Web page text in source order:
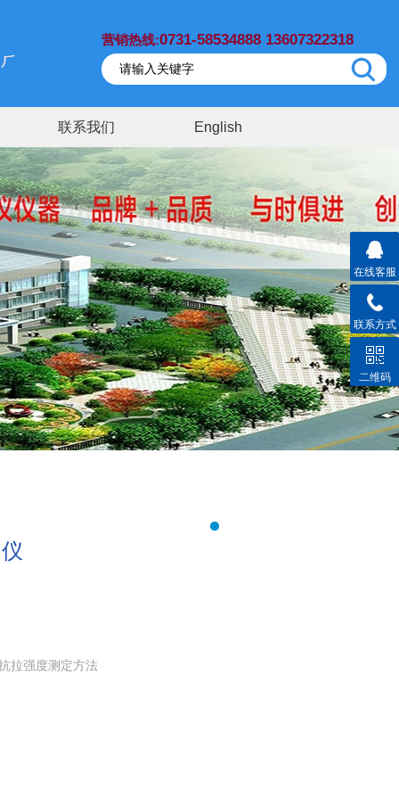
营销热线:0731-58534888 13607322318
联系我们 English
拉强度测定方法
在线客服
联系方式
二维码